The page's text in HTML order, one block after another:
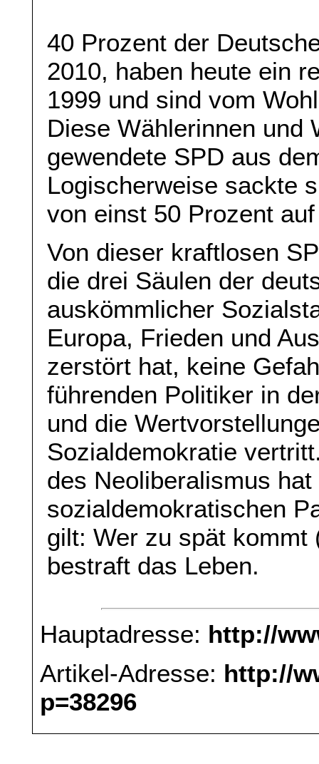
40 Prozent der
2010, haben heute ein
1999 und sind vom
Diese Wählerinnen und
gewendete SPD aus
Logischerweise sackte
von einst 50 Prozent
Von dieser kraftlosen
die drei Säulen der
auskömmlicher
Europa, Frieden und
zerstört hat, keine
führenden Politiker in
und die
Sozialdemokratie
des Neoliberalismus
sozialdemokratischen
gilt: Wer zu spät
bestraft das Leben.
Hauptadresse: http://
Artikel-Adresse: http://
p=38296